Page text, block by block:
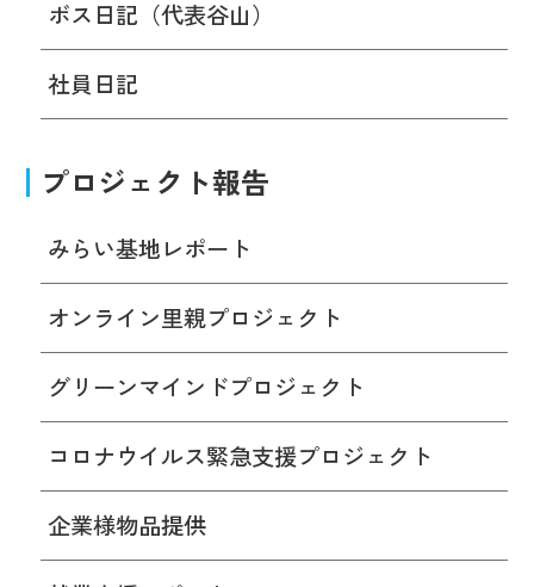
ボス日記（代表谷山）
社員日記
プロジェクト報告
みらい基地レポート
オンライン里親プロジェクト
グリーンマインドプロジェクト
コロナウイルス緊急支援プロジェクト
企業様物品提供